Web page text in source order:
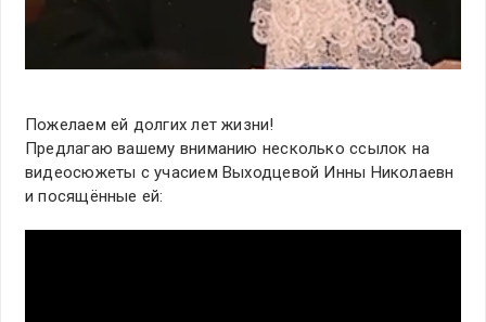
Пожелаем ей долгих лет жизни!
Предлагаю вашему вниманию несколько ссылок на
видеосюжеты с учасием Выходцевой Инны Николаевн
и посящённые ей: